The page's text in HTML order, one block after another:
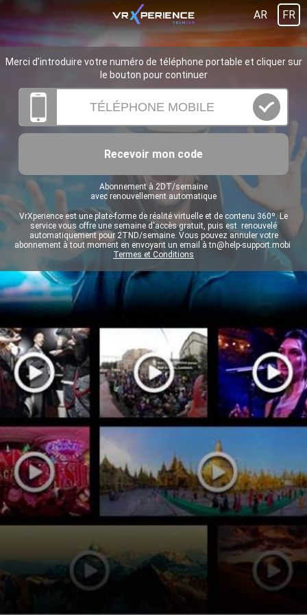
AR FR
Merci d’introduire votre numéro de téléphone portable et cliquer sur
le bouton pour continuer
Recevoir mon code
Abonnement à 2DT/semaine
avec renouvellement automatique
VrXperience est une plate-forme de réalité virtuelle et de contenu 360º. Le
service vous offre une semaine d'accès gratuit, puis est renouvelé
automatiquement pour 2TND/semaine. Vous pouvez annuler votre
abonnement à tout moment en envoyant un email àtn@help-support.mobi
Termes et Conditions